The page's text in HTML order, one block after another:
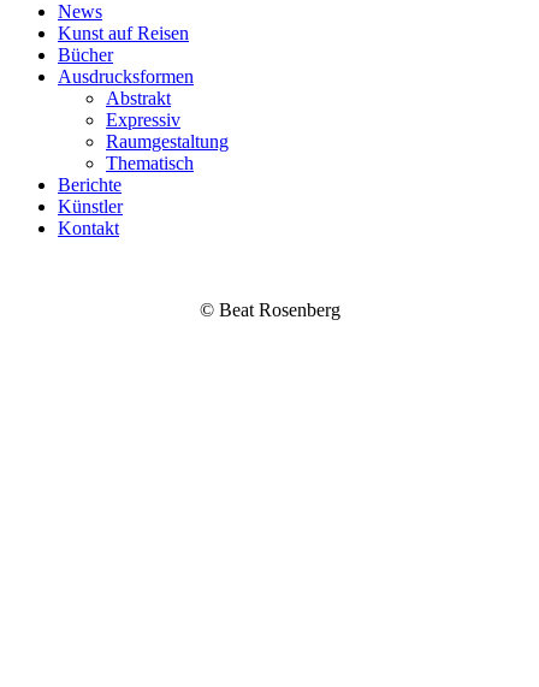
News
Kunst auf Reisen
Bücher
Ausdrucksformen
Abstrakt
Expressiv
Raumgestaltung
Thematisch
Berichte
Künstler
Kontakt
© Beat Rosenberg